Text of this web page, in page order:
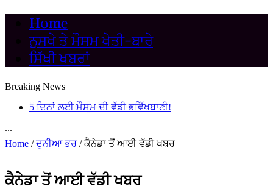
Home
ਨੁਸਖੇ ਤੇ ਮੌਸਮ ਖੇਤੀ-ਬਾਰੇ
ਸਿੱਖੀ ਖਬਰਾਂ
Breaking News
5 ਦਿਨਾਂ ਲਈ ਮੌਸਮ ਦੀ ਵੱਡੀ ਭਵਿੱਖਬਾਣੀ!
...
Home / ਦੁਨੀਆ ਭਰ / ਕੈਨੇਡਾ ਤੋਂ ਆਈ ਵੱਡੀ ਖਬਰ
ਕੈਨੇਡਾ ਤੋਂ ਆਈ ਵੱਡੀ ਖਬਰ